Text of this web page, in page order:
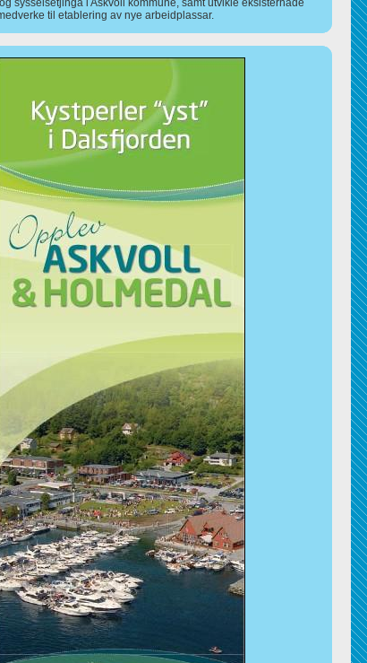
sysselsetjinga i Askvoll kommune, samt utvikle eksisternade
til etablering av nye arbeidplassar.